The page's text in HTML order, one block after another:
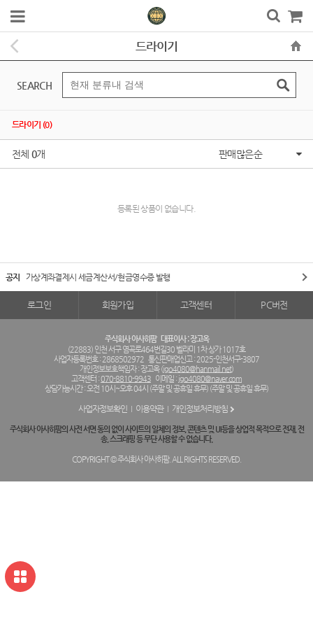
드라이기
SEARCH
드라이기 (0)
전체 0개 판매많은순
등록된 상품이 없습니다.
공지 가상계좌결제시 세금계산서/현금영수증 발행
로그인 회원가입 고객센터 PC버전
주식회사 아사히팜 대표이사 : 장고옥
(22883) 인천 서구 염곡로464번길30 벨라미 1차 상가 1017호
사업자등록번호 : 2868502972 통신판매업신고 : 2025-인천서구-3807
개인정보보호책임자 : 장고옥 (jgo4080@hanmail.net)
고객센터 :070-8810-9943 이메일 : jgo4080@naver.com
상담가능시간 : 오전 10시~오후 04시 (주말 및 공휴일 휴무) (주말 및 공휴일 휴무)
사업자정보확인 이용약관 개인정보처리방침
주식회사 아사히팜의 사전 서면 동의 없이 사이트의 일체의 정보, 콘텐츠 및 UI등을 상업적 목적으로 전재, 전
송, 스크래핑 등 무단 사용할 수 없습니다.
COPYRIGHT © 주식회사 아사히팜. ALL RIGHTS RESERVED.